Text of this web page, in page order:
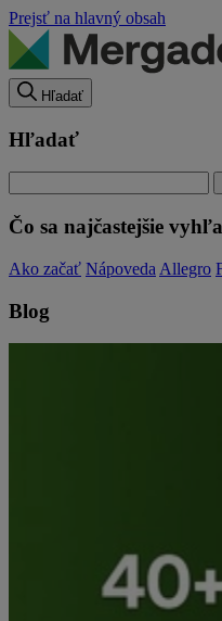
Prejsť na hlavný obsah
Hľadať
Hľadať
Čo sa najčastejšie
Ako začať Nápoveda Allegro
Blog